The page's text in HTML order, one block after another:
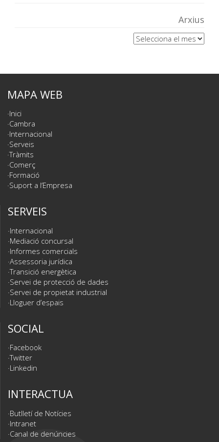
Arxius
Arxius
MAPA WEB
Inici
Cambra
Internacional
Serveis
Tràmits
Comerç
Formació
Suport a l’Empresa
SERVEIS
Internacional
Mediació concursal
Informes comercials
Assessoria jurídica
Transició energètica
Servei de protecció de dades
Servei de propietat industrial
Lloguer d’espais
SOCIAL
Facebook
Twitter
Linkedin
INTERACTUA
Butlletí de Notícies
Intranet
Canal de denúncies